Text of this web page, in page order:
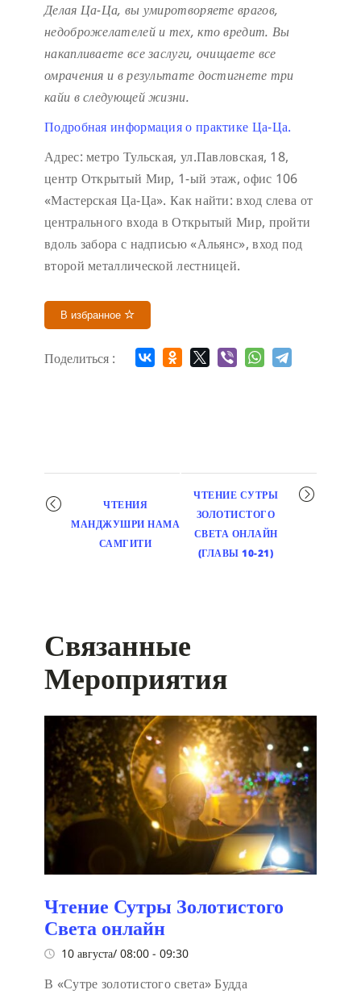
Делая Ца-Ца, вы умиротворяете врагов,
недоброжелателей и тех, кто вредит. Вы
накапливаете все заслуги, очищаете все
омрачения и в результате достигнете три
кайи в следующей жизни.
Подробная информация о практике Ца-Ца.
Адрес: метро Тульская, ул.Павловская, 18,
центр Открытый Мир, 1-ый этаж, офис 106
«Мастерская Ца-Ца». Как найти: вход слева от
центрального входа в Открытый Мир, пройти
вдоль забора с надписью «Альянс», вход под
второй металлической лестницей.
В избранное
Поделиться :
Мероприятие
навигация
ЧТЕНИЯ
МАНДЖУШРИ НАМА
САМГИТИ
ЧТЕНИЕ СУТРЫ
ЗОЛОТИСТОГО
СВЕТА ОНЛАЙН
(ГЛАВЫ 10-21)
Связанные
Мероприятия
Чтение Сутры Золотистого
Света онлайн
10 августа/ 08:00 - 09:30
В «Сутре золотистого света» Будда